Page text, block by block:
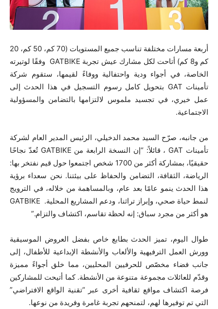
أربعة مسارات مختلفة تناسب جميع المستويات (70 كم، 50 كم، 20
كم و8 كم) أتاحت لكل مشارك عيش تجربة GATBIKE وفقًا لوتيرته
الخاصة، في أجواء ودية واحتفالية ووفاءً لقيمها، ستقوم شركة
تأمينات GAT بتحويل كامل رسوم التسجيل في هذا الحدث إلى
عمل خيري، في تجسيد ملموس لالتزامها بالتضامن والمسؤولية
الاجتماعية.
من جانبه، صرّح السيد محمد الدخيلي، الرئيس المدير العام لشركة
تأمينات GAT ، قائلاً: “إن النسخة الرابعة من GATBIKE تُعدّ نجاحًا
حقيقيًا، بمشاركة أكثر من 1700 شخص اجتمعوا حول قيم نفتخر بها:
الرياضة، الثقافة، التضامن والحفاظ على بيئتنا. نحن سعداء برؤية
هذا الحدث ينمو عامًا بعد عام، وبالمساهمة من خلاله، في الترويج
لنمط حياة صحي، وإبراز تراثنا، ودعم المشاريع المحلية. GATBIKE
هو أكثر من مجرد سباق: إنه لحظة تقاسم، اكتشاف والتزام.”
طوال اليوم، تميز الحدث بطابع خاص بفضل العروض الموسيقية
وورش العمل الترفيهية والألعاب والأنشطة الإبداعية للأطفال، إلى
جانب فضاء مخصّص للحرفيين المحليين، مما خلق أجواءً مميزة
وقدّم للعائلات مجموعة متنوعة من الأنشطة. كما أتيحت للمشاركين
فرصة اكتشاف مواقع ثقافية أخرى عبر “تقنية الواقع الافتراضي”
التي تم توفيرها لهم، لتمنحهم تجربة غامرة وفريدة من نوعها.